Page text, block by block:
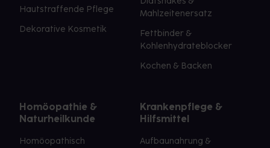
Hautstraffende Pflege
Dekorative Kosmetik
Mahlzeitenersatz
Fettbinder &
Kohlenhydrateblocker
Kochen & Backen
Homöopathie &
Naturheilkunde
Homöopathisch
Krankenpflege &
Hilfsmittel
Aufbaunahrung &